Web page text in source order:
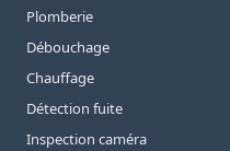
Plomberie
Débouchage
Chauffage
Détection fuite
Inspection caméra